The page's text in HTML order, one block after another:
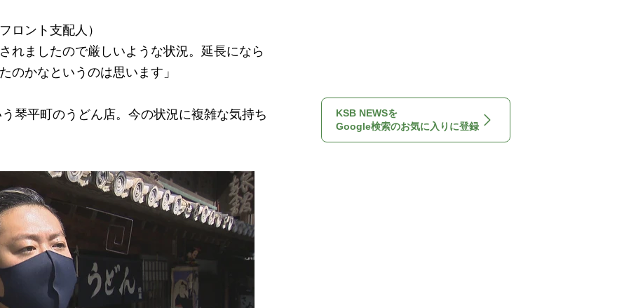
ント支配人）
れましたので厳しいような状況。延長になら
のかなというのは思います」
琴平町のうどん店。今の状況に複雑な気持ち
KSB NEWSを
Google検索のお気に入りに登録